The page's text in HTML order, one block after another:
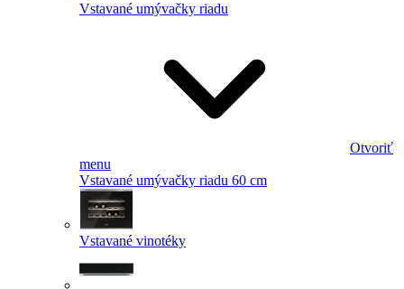
Vstavané umývačky riadu
Otvoriť
menu
Vstavané umývačky riadu 60 cm
Vstavané vinotéky